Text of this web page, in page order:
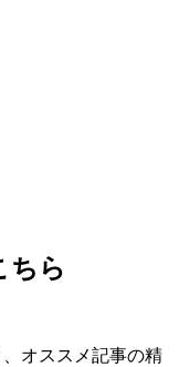
ちら
オススメ記事の精